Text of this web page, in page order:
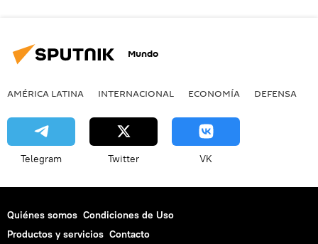
Mundo
AMÉRICA LATINA INTERNACIONAL ECONOMÍA DEFENSA
Telegram Twitter VK
Quiénes somos Condiciones de Uso
Productos y servicios Contacto